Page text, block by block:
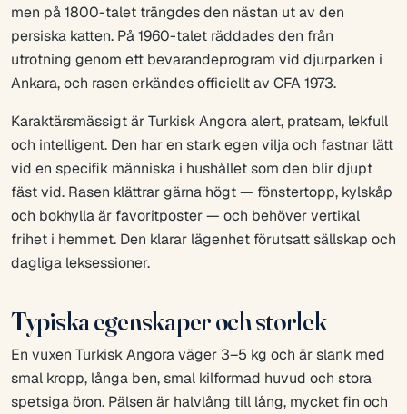
men på 1800-talet trängdes den nästan ut av den
persiska katten. På 1960-talet räddades den från
utrotning genom ett bevarandeprogram vid djurparken i
Ankara, och rasen erkändes officiellt av CFA 1973.
Karaktärsmässigt är Turkisk Angora alert, pratsam, lekfull
och intelligent. Den har en stark egen vilja och fastnar lätt
vid en specifik människa i hushållet som den blir djupt
fäst vid. Rasen klättrar gärna högt — fönstertopp, kylskåp
och bokhylla är favoritposter — och behöver vertikal
frihet i hemmet. Den klarar lägenhet förutsatt sällskap och
dagliga leksessioner.
Typiska egenskaper och storlek
En vuxen Turkisk Angora väger 3–5 kg och är slank med
smal kropp, långa ben, smal kil­formad huvud och stora
spetsiga öron. Pälsen är halvlång till lång, mycket fin och